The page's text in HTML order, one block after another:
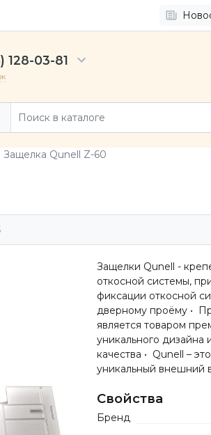
128-03-81
Защелка Qunell Z-60
Защелки Qunell -
откосной системы,
фиксации откосной
дверному проёму •
является товаром
уникального дизайна
качества • Qunell –
уникальный внешний
Свойства
Бренд